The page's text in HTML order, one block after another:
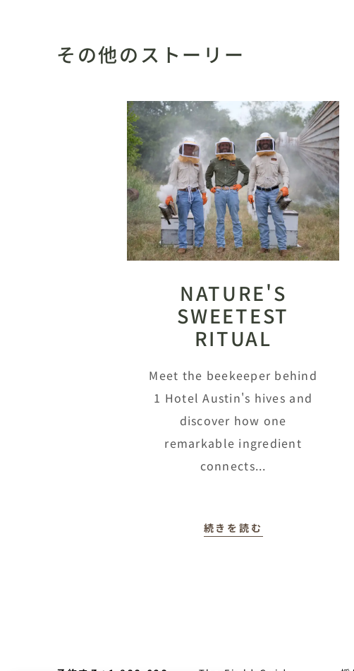
その他のストーリー
NATURE'S
SWEETEST
RITUAL
Meet the beekeeper behind
1 Hotel Austin's hives and
discover how one
remarkable ingredient
connects...
続きを読む